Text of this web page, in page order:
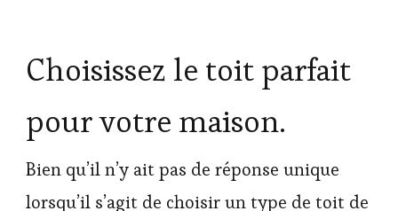
Choisissez le toit parfait
pour votre maison.
Bien qu’il n’y ait pas de réponse unique
lorsqu’il s’agit de choisir un type de toit de